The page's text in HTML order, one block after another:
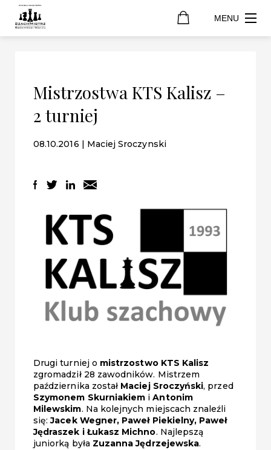
MENU
Mistrzostwa KTS Kalisz –
2 turniej
08.10.2016 | Maciej Sroczynski
Drugi turniej o mistrzostwo KTS Kalisz
zgromadził 28 zawodników. Mistrzem
października został Maciej Sroczyński, przed
Szymonem Skurniakiem iAntonim
Milewskim. Na kolejnych miejscach znaleźli
się:Jacek Wegner, Paweł Piekielny, Paweł
Jędraszek i Łukasz Michno. Najlepszą
juniorką była Zuzanna Jędrzejewska.